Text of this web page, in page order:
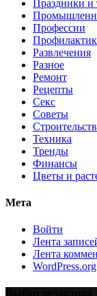
Праздники и
Профессии
Развлечения
Разное
Ремонт
Рецепты
Секс
Советы
Техника
Тренды
Финансы
Цветы и
Мета
Войти
Лента
Лента
WordPress.org